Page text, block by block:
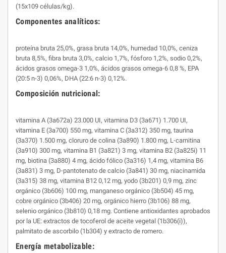
(15x109 células/kg).
Componentes analíticos:
proteína bruta 25,0%, grasa bruta 14,0%, humedad 10,0%, ceniza
bruta 8,5%, fibra bruta 3,0%, calcio 1,7%, fósforo 1,2%, sodio 0,2%,
ácidos grasos omega-3 1,0%, ácidos grasos omega-6 0,8 %, EPA
(20:5 n-3) 0,06%, DHA (22:6 n-3) 0,12%.
Composición nutricional:
vitamina A (3a672a) 23.000 UI, vitamina D3 (3a671) 1.700 UI,
vitamina E (3a700) 550 mg, vitamina C (3a312) 350 mg, taurina
(3a370) 1.500 mg, cloruro de colina (3a890) 1.800 mg, L-carnitina
(3a910) 300 mg, vitamina B1 (3a821) 3 mg, vitamina B2 (3a825i) 11
mg, biotina (3a880) 4 mg, ácido fólico (3a316) 1,4 mg, vitamina B6
(3a831) 3 mg, D-pantotenato de calcio (3a841) 30 mg, niacinamida
(3a315) 38 mg, vitamina B12 0,12 mg, yodo (3b201) 0,9 mg, zinc
orgánico (3b606) 100 mg, manganeso orgánico (3b504) 45 mg,
cobre orgánico (3b406) 20 mg, orgánico hierro (3b106) 88 mg,
selenio orgánico (3b810) 0,18 mg. Contiene antioxidantes aprobados
por la UE: extractos de tocoferol de aceite vegetal (1b306(i)),
palmitato de ascorbilo (1b304) y extracto de romero.
Energía metabolizable: